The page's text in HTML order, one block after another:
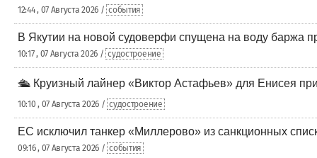
12:44 , 07 Августа 2026 / события
В Якутии на новой судоверфи спущена на воду баржа
10:17 , 07 Августа 2026 / судостроение
🛳️ Круизный лайнер «Виктор Астафьев» для Енисея
10:10 , 07 Августа 2026 / судостроение
ЕС исключил танкер «Миллерово» из санкционных
09:16 , 07 Августа 2026 / события